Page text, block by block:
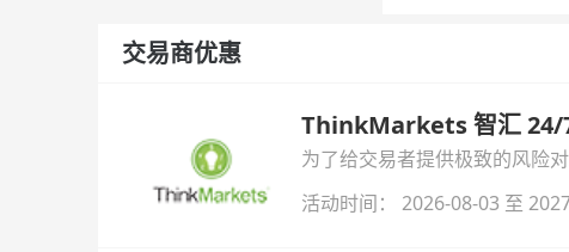
交易商优惠
ThinkMarkets 智汇 24/
为了给交易者提供极致的风险
与白银交易！本文将为您详细
活动时间： 2026-08-03 至